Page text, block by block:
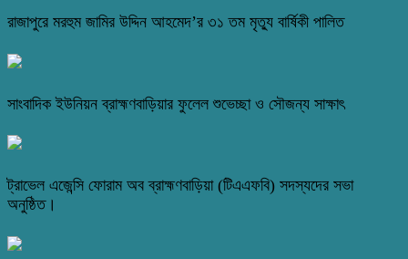
রাজাপুরে মরহুম জামির উদ্দিন আহমেদ’র ৩১ তম মৃত্যু বার্ষিকী পালিত
সাংবাদিক ইউনিয়ন ব্রাহ্মণবাড়িয়ার ফুলেল শুভেচ্ছা ও সৌজন্য সাক্ষাৎ
ট্রাভেল এজেন্সি ফোরাম অব ব্রাহ্মণবাড়িয়া (টিএএফবি) সদস্যদের সভা
অনুষ্ঠিত।